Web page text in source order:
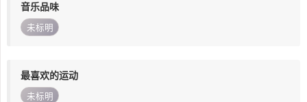
音乐品味
未标明
最喜欢的运动
未标明